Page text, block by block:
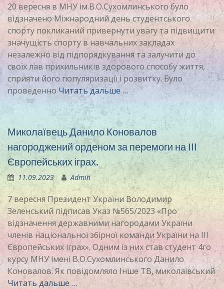
20 вересня в МНУ ім.В.О.Сухомлинського було
відзначено Міжнародний день студентського
спорту покликаний привернути увагу та підвищити
значущість спорту в навчальних закладах
незалежно від підпорядкування та залучити до
своїх лав прихильників здорового способу життя,
сприяти його популяризації і розвитку. Було
проведенноЧитать дальше …
Миколаївець Данило Коновалов
нагороджений орденом за перемоги на ІІІ
Європейських іграх.
11.09.2023 Admin
7 вересня Президент України Володимир
Зеленський підписав Указ №565/2023 «Про
відзначення державними нагородами України
членів національної збірної команди України на ІІІ
Європейських іграх». Одним із них став студент 4го
курсу МНУ імені В.О.Сухомлинського Данило
Коновалов. Як повідомляло Інше ТВ, миколаївський
Читать дальше …